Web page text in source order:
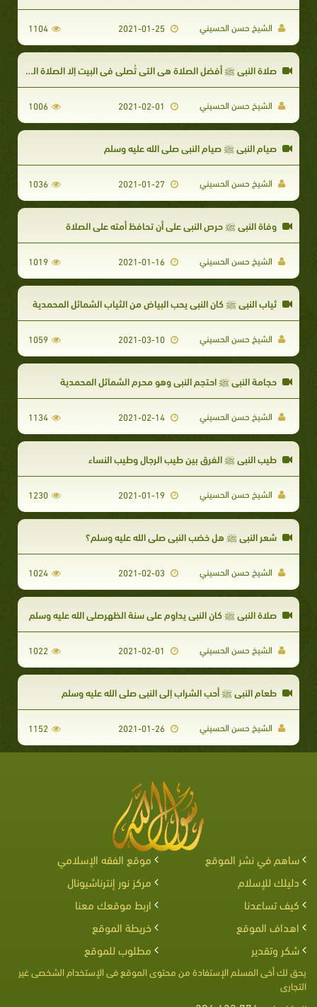
الشيخ حسن الحسيني 2021-01-25
1104
صلاة النبي ﷺ أفضل الصلاة هي التي تُصلى في البيت إلا الصلاة المكتوبة
الشيخ حسن الحسيني 1006
​صيام النبي ﷺ صيام النبي صلى الله عليه وسلم ​
الشيخ حسن الحسيني 1036
وفاة النبي ﷺ حرص النبي على أن تحافظ أمته على الصلاة
الشيخ حسن الحسيني 2021-01-16
1019
ثياب النبي ﷺ كان النبي يحب البياض من الثياب الشمائل المحمدية
الشيخ حسن الحسيني 2021-03-10
1059
حجامة النبي ﷺ احتجم النبي وهو محرم الشمائل المحمدية
الشيخ حسن الحسيني 2021-02-14
1134
طيب النبي ﷺ الفرق بين طيب الرجال وطيب النساء
الشيخ حسن الحسيني 2021-01-19
1230
شعر النبي ﷺ هل خضب النبي صلى الله عليه وسلم؟
الشيخ حسن الحسيني 2021-02-03
1024
صلاة النبي ﷺ كان النبي يداوم على سنة الظهرصلى الله عليه وسلم
الشيخ حسن الحسيني 1022
طعام النبي ﷺ أحب الشراب إلى النبي صلى الله عليه وسلم
الشيخ حسن الحسيني​ 2021-01-26
1152
ساهم في نشر الموقع
موقع الفقه الإسلامي
دليلك للإسلام
مركز نور إنترناشيونال
كيف تساعدنا
اربط موقعك معنا
اهداف الموقع
خريطة الموقع
شكر وتقدير
مطلوب للموقع
يحق لك أخى المسلم الإستفادة من محتوى الموقع فى الإستخدام الشخصى غير
التجارى